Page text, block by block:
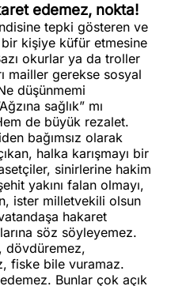
edemez, nokta!
tepki gösteren ve
bir kişiye küfür etmesine
okurlar ya da troller
mailler gerekse sosyal
düşünmemi
sağlık” mı
de büyük rezalet.
bağımsız olarak
halka karışmayı bir
sinirlerine hakim
yakını falan olmayı,
ister milletvekili olsun
hakaret
söz söyleyemez.
dövdüremez,
fiske bile vuramaz.
Bunlar çok açık